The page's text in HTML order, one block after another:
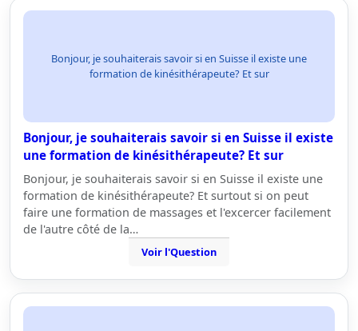
Bonjour, je souhaiterais savoir si en Suisse il existe une
formation de kinésithérapeute? Et sur
Bonjour, je souhaiterais savoir si en Suisse il existe
une formation de kinésithérapeute? Et sur
Bonjour, je souhaiterais savoir si en Suisse il existe une
formation de kinésithérapeute? Et surtout si on peut
faire une formation de massages et l'excercer facilement
de l'autre côté de la…
Voir l'Question